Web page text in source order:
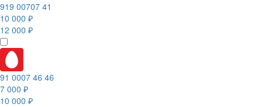
919 00707 41
10 000 ₽
12 000 ₽
91 0007 46 46
7 000 ₽
10 000 ₽